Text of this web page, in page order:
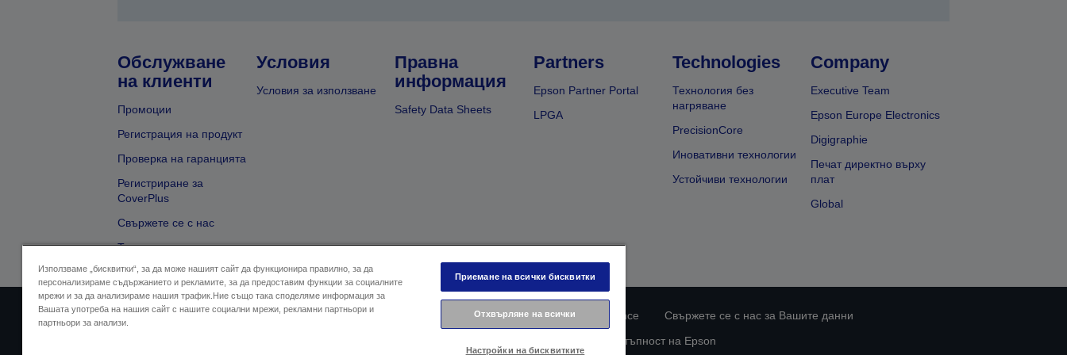
Обслужване
на клиенти
Промоции
Регистрация на продукт
Проверка на гаранцията
Регистриране за
CoverPlus
Свържете се с нас
Търсене на търговец
Условия
Условия за използване
Правна
информация
Safety Data Sheets
Partners
Epson Partner Portal
LPGA
Technologies
Технология без
нагряване
PrecisionCore
Иновативни технологии
Устойчиви технологии
Company
Executive Team
Epson Europe Electronics
Digigraphie
Печат директно върху
плат
Global
Адрес на продавача Декларация за поверителност EU Data Act Compliance
Свържете се с нас за Вашите данни
Ангажимент за достъпност на Epson
Използваме „бисквитки“, за да може нашият сайт да функционира правилно, за да
персонализираме съдържанието и рекламите, за да предоставим функции за социалните
мрежи и за да анализираме нашия трафик.Ние също така споделяме информация за
Вашата употреба на нашия сайт с нашите социални мрежи, рекламни партньори и
партньори за анализи.
Приемане на всички бисквитки
Отхвърляне на всички
Настройки на бисквитките